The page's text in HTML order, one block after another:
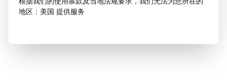
地区：美国 提供服务